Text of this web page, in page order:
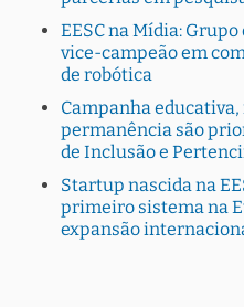
EESC na Mídia: Grupo
vice-campeão em
de robótica
Campanha educativa,
permanência são
de Inclusão e
Startup nascida na
primeiro sistema na
expansão